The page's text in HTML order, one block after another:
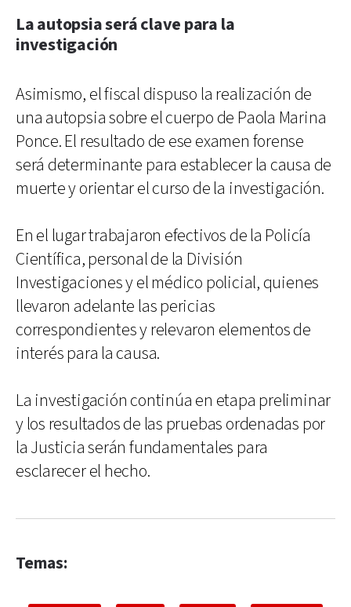
La autopsia será clave para la
investigación
Asimismo, el fiscal dispuso la realización de
una autopsia sobre el cuerpo de Paola Marina
Ponce. El resultado de ese examen forense
será determinante para establecer la causa de
muerte y orientar el curso de la investigación.
En el lugar trabajaron efectivos de la Policía
Científica, personal de la División
Investigaciones y el médico policial, quienes
llevaron adelante las pericias
correspondientes y relevaron elementos de
interés para la causa.
La investigación continúa en etapa preliminar
y los resultados de las pruebas ordenadas por
la Justicia serán fundamentales para
esclarecer el hecho.
Temas: